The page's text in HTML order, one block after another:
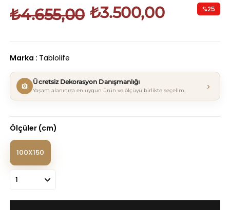
₺4.655,00 ₺3.500,00 %25
Marka : Tablolife
Ücretsiz Dekorasyon Danışmanlığı
Yaşam alanınıza en uygun ürün ve ölçüyü birlikte seçelim. ›
Ölçüler (cm)
100X150